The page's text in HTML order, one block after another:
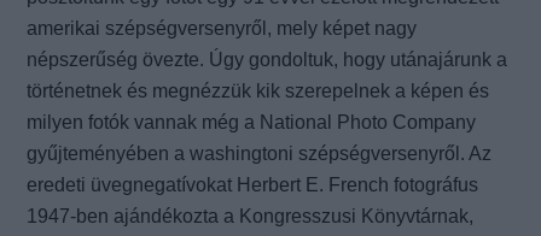
amerikai szépségversenyről, mely képet nagy
népszerűség övezte. Úgy gondoltuk, hogy utánajárunk a
történetnek és megnézzük kik szerepelnek a képen és
milyen fotók vannak még a National Photo Company
gyűjteményében a washingtoni szépségversenyről. Az
eredeti üvegnegatívokat Herbert E. French fotográfus
1947-ben ajándékozta a Kongresszusi Könyvtárnak,